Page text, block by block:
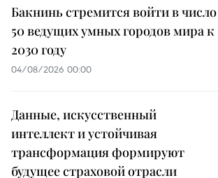
Бакнинь стремится войти в число
50 ведущих умных городов мира к
2030 году
04/08/2026 00:00
Данные, искусственный
интеллект и устойчивая
трансформация формируют
будущее страховой отрасли